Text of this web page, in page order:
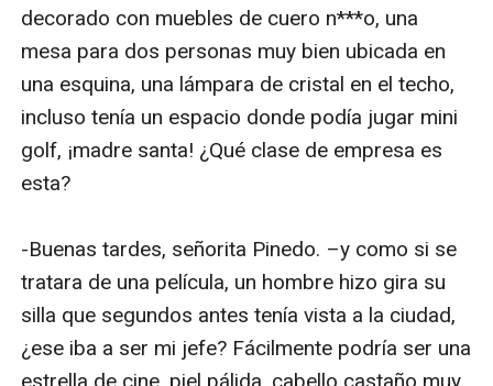
decorado con muebles de cuero n***o, una
mesa para dos personas muy bien ubicada en
una esquina, una lámpara de cristal en el techo,
incluso tenía un espacio donde podía jugar mini
golf, ¡madre santa! ¿Qué clase de empresa es
esta?
-Buenas tardes, señorita Pinedo. –y como si se
tratara de una película, un hombre hizo gira su
silla que segundos antes tenía vista a la ciudad,
¿ese iba a ser mi jefe? Fácilmente podría ser una
estrella de cine, piel pálida, cabello castaño muy